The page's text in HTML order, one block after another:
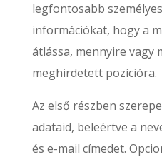
legfontosabb
információkat, hogy a
átlássa, mennyire vagy
meghirdetett pozícióra.
Az első részben
adataid, beleértve a
és e-mail címedet.